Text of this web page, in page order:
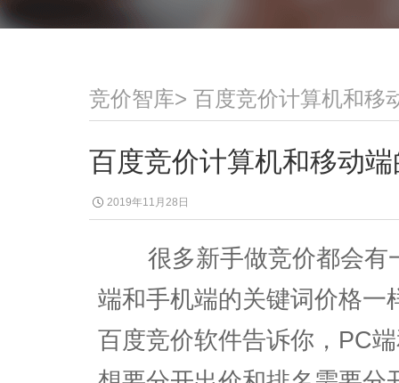
竞价智库> 百度竞价计算机和移
百度竞价计算机和移动
2019年11月28日
很多新手做竞价都会有
端和手机端的关键词价格一
百度竞价软件告诉你，PC